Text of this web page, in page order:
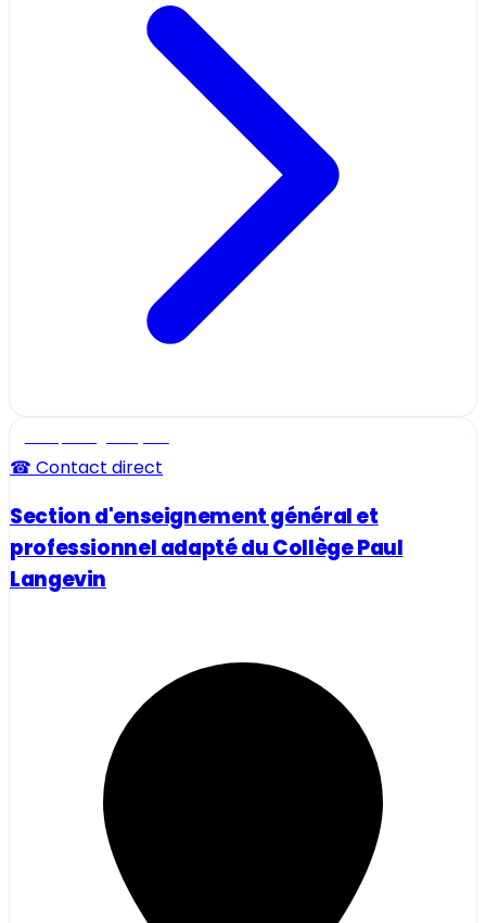
☎ Contact direct
Section d'enseignement général et
professionnel adapté du Collège Paul
Langevin